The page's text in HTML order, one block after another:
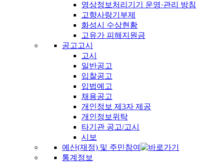
영상정보처리기기 운영·관리 방침
고향사랑기부제
화성시 수상현황
고유가 피해지원금
공고고시
고시
일반공고
입찰공고
입법예고
채용공고
개인정보 제3자 제공
개인정보위탁
타기관 공고/고시
시보
예산(재정) 및 주민참여
통계정보